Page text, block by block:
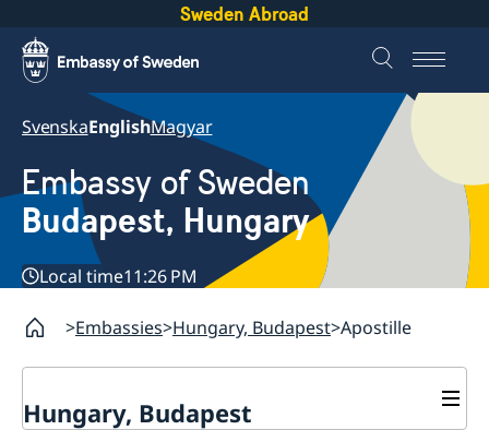
Sweden Abroad
SvenskaEnglishMagyar
Embassy of Sweden
Budapest, Hungary
Local time11:26 PM
Embassies Hungary, Budapest Apostille
Hungary, Budapest